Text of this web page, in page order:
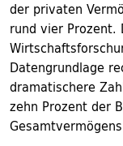
der privaten
rund vier
Datengrundlage
dramatischere
zehn Prozent der